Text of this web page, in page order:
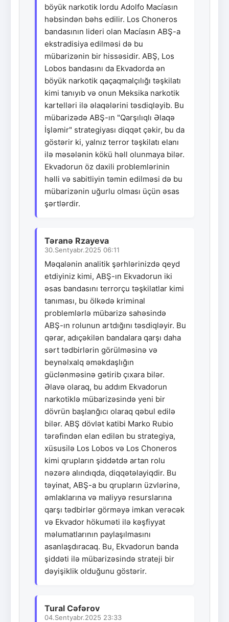
böyük narkotik lordu Adolfo Macíasın
həbsindən bəhs edilir. Los Choneros
bandasının lideri olan Macíasın ABŞ-a
ekstradisiya edilməsi də bu
mübarizənin bir hissəsidir. ABŞ, Los
Lobos bandasını da Ekvadorda ən
böyük narkotik qaçaqmalçılığı təşkilatı
kimi tanıyıb və onun Meksika narkotik
kartelləri ilə əlaqələrini təsdiqləyib. Bu
mübarizədə ABŞ-ın "Qarşılıqlı Əlaqə
İşləmir" strategiyası diqqət çəkir, bu da
göstərir ki, yalnız terror təşkilatı elanı
ilə məsələnin kökü həll olunmaya bilər.
Ekvadorun öz daxili problemlərinin
həlli və sabitliyin təmin edilməsi də bu
mübarizənin uğurlu olması üçün əsas
şərtlərdir.
Təranə Rzayeva
30.Sentyabr.2025 06:11
Məqalənin analitik şərhlərinizdə qeyd
etdiyiniz kimi, ABŞ-ın Ekvadorun iki
əsas bandasını terrorçu təşkilatlar kimi
tanıması, bu ölkədə kriminal
problemlərlə mübarizə sahəsində
ABŞ-ın rolunun artdığını təsdiqləyir. Bu
qərar, adıçəkilən bandalara qarşı daha
sərt tədbirlərin görülməsinə və
beynəlxalq əməkdaşlığın
güclənməsinə gətirib çıxara bilər.
Əlavə olaraq, bu addım Ekvadorun
narkotiklə mübarizəsində yeni bir
dövrün başlanğıcı olaraq qəbul edilə
bilər. ABŞ dövlət katibi Marko Rubio
tərəfindən elan edilən bu strategiya,
xüsusilə Los Lobos və Los Choneros
kimi qrupların şiddətdə artan rolu
nəzərə alındıqda, diqqətəlayiqdir. Bu
təyinat, ABŞ-a bu qrupların üzvlərinə,
əmlaklarına və maliyyə resurslarına
qarşı tədbirlər görməyə imkan verəcək
və Ekvador hökuməti ilə kəşfiyyat
məlumatlarının paylaşılmasını
asanlaşdıracaq. Bu, Ekvadorun banda
şiddəti ilə mübarizəsində strateji bir
dəyişiklik olduğunu göstərir.
Tural Cəfərov
04.Sentyabr.2025 23:33